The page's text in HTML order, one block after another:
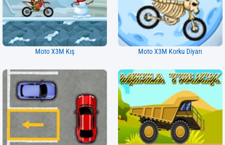
Moto X3M Kış Moto X3M Korku Diyarı